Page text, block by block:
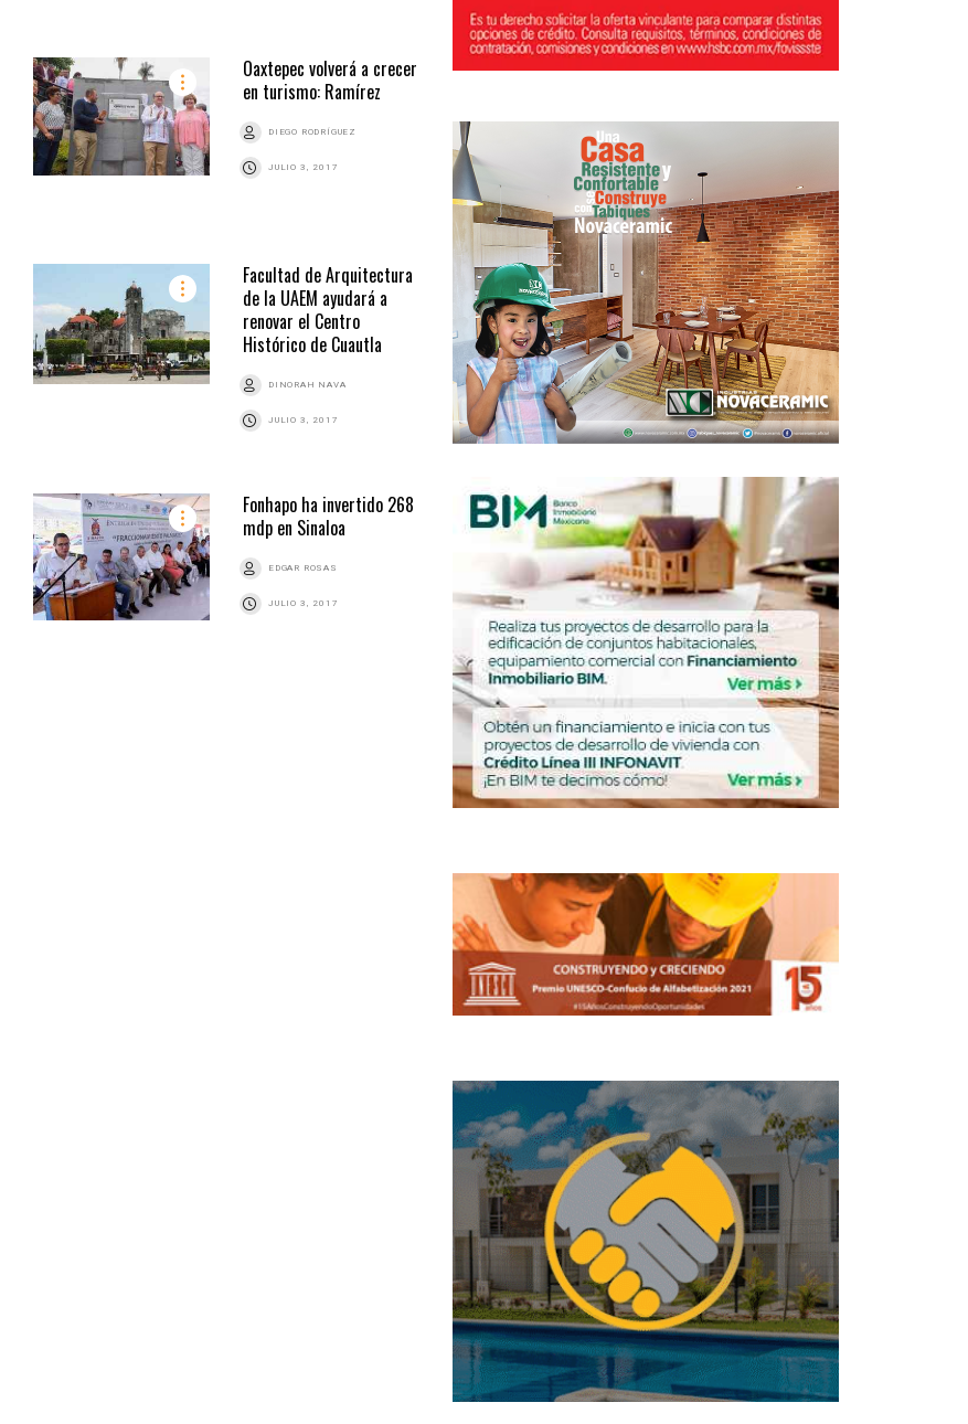
Oaxtepec volverá a crecer
en turismo: Ramírez
DIEGO RODRÍGUEZ
JULIO 3, 2017
Facultad de Arquitectura
de la UAEM ayudará a
renovar el Centro
Histórico de Cuautla
DINORAH NAVA
JULIO 3, 2017
Fonhapo ha invertido 268
mdp en Sinaloa
EDGAR ROSAS
JULIO 3, 2017